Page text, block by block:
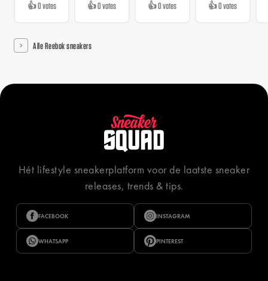
👍 0 votes 👍 0 votes 👍 0 votes 👍 0 votes
Alle Reebok sneakers
Hét lifestyle sneakerplatform voor de laatste sneaker
releases, trends & tips.
FACEBOOK INSTAGRAM
WHATSAPP PINTEREST